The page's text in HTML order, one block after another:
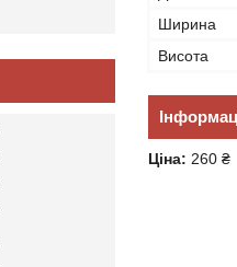
Ширина
Висота
Ціна: 260 ₴